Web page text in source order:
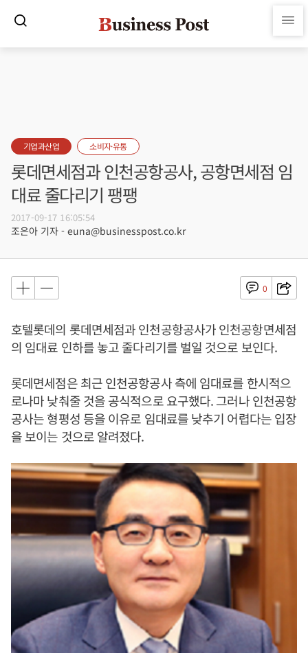
기업과산업 소비자·유통
롯데면세점과 인천공항공사, 공항면세점 임
대료 줄다리기 팽팽
2017-09-17 16:05:54
조은아 기자 - euna@businesspost.co.kr
0
호텔롯데의 롯데면세점과 인천공항공사가 인천공항면세점
의 임대료 인하를 놓고 줄다리기를 벌일 것으로 보인다.
롯데면세점은 최근 인천공항공사 측에 임대료를 한시적으
로나마 낮춰줄 것을 공식적으로 요구했다. 그러나 인천공항
공사는 형평성 등을 이유로 임대료를 낮추기 어렵다는 입장
을 보이는 것으로 알려졌다.